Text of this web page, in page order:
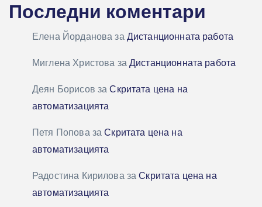
Последни коментари
Елена ЙордановазаДистанционната работа
Миглена Христова заДистанционната работа
Деян Борисов заСкритата цена на
автоматизацията
Петя ПоповазаСкритата цена на
автоматизацията
Радостина КириловазаСкритата цена на
автоматизацията